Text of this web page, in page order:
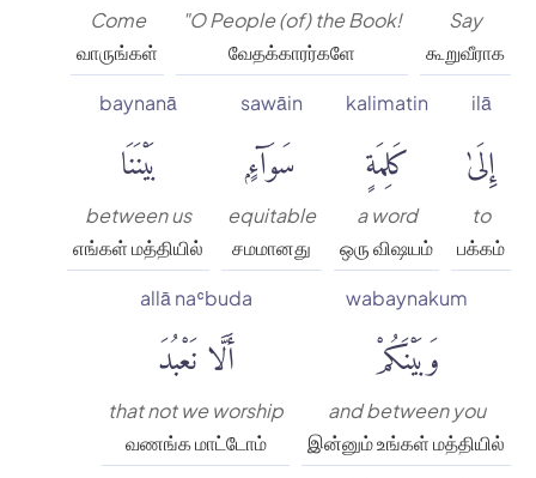
Say
கூறுவீராக
"O People (of) the Book!
வேதக்காரர்களே
Come
வாருங்கள்
ilā
إِلَىٰ
to
பக்கம்
kalimatin
كَلِمَةٍ
a word
ஒரு விஷயம்
sawāin
سَوَآءٍۭ
equitable
சமமானது
baynanā
بَيْنَنَا
between us
எங்கள் மத்தியில்
wabaynakum
وَبَيْنَكُمْ
and between you
இன்னும் உங்கள் மத்தியில்
allā naʿbuda
أَلَّا نَعْبُدَ
that not we worship
வணங்க மாட்டோம்